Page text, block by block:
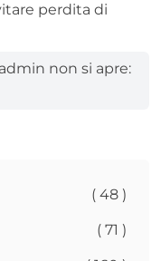
perdita di
non si apre:
( 48 )
( 71 )